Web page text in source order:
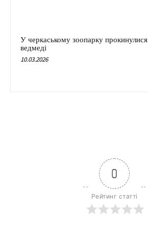
У черкаському зоопарку прокинулися
ведмеді
10.03.2026
0
Рейтинг статті